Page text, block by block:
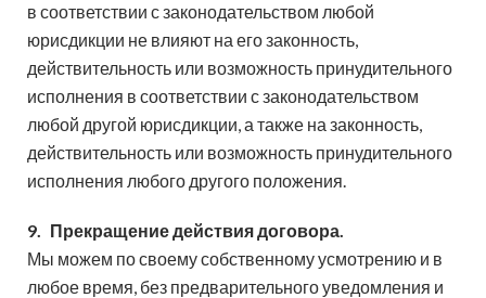
в соответствии с законодательством любой
юрисдикции не влияют на его законность,
действительность или возможность принудительного
исполнения в соответствии с законодательством
любой другой юрисдикции, а также на законность,
действительность или возможность принудительного
исполнения любого другого положения.
9. Прекращение действия договора.
Мы можем по своему собственному усмотрению и в
любое время, без предварительного уведомления и